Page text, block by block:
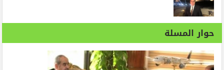
حوار المسلة